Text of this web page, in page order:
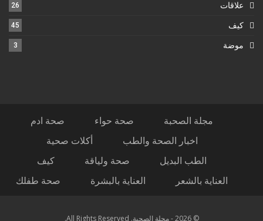
علاقات 26
كيف 45
موضة 3
مجلة الصحبة صحة حواء
صحة ادم
اخبار الصحة والطب
أكلات صحية
الطب البديل
صحة ولياقة
كيف
العناية بالشعر
العناية بالبشرة صحة طفلك
© 2026 - مجلة الصحبة. All Rights Reserved.